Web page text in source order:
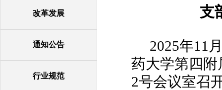
改革发展
通知公告
行业规范
支
2025年11
药大学第四
2号会议室召